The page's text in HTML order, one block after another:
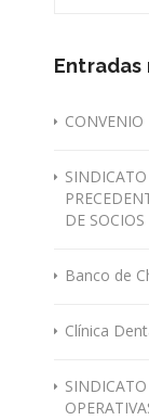
DE
Banco de
Clínica